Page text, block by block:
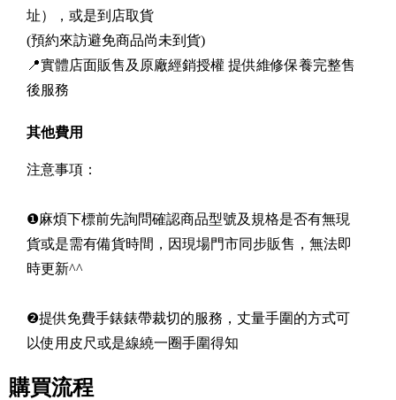
址），或是到店取貨
(預約來訪避免商品尚未到貨)
📍實體店面販售及原廠經銷授權 提供維修保養完整售
後服務
其他費用
注意事項：
❶麻煩下標前先詢問確認商品型號及規格是否有無現
貨或是需有備貨時間，因現場門市同步販售，無法即
時更新^^
❷提供免費手錶錶帶裁切的服務，丈量手圍的方式可
以使用皮尺或是線繞一圈手圍得知
購買流程